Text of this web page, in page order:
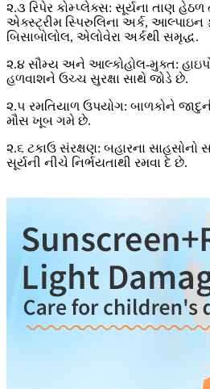
૨.૩ રિપેર કોમ્પ્લેક્સ: સૂર્યના તાણ હેઠળ
એક્સ્ટ્રીમ સ્પિરુલિના અર્ક, આલ્પાઇન
બિસાબોલોલ, એલોવેરા અર્કથી સમૃદ્ધ.
૨.૪ સૌમ્ય અને આલ્કોહોલ-મુક્ત:
હળવાશને ઉચ્ચ સુરક્ષા સાથે જોડે છે.
૨.૫ રમતિયાળ ઉપયોગ: બાળકોને
મૌસ ખૂબ ગમે છે.
૨.૬ ટકાઉ સંરક્ષણ: બહારના સાહસોનો
સૂર્યની નીચે નિર્ભયતાથી રમવા દે છે.